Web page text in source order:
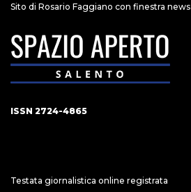
Sito di Rosario Faggiano con finestra news
ISSN 2724-4865
Testata giornalistica online registrata